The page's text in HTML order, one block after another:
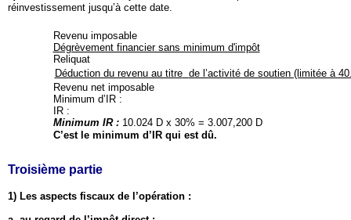
réinvestissement jusqu’à cette date.
Revenu imposable
Dégrèvement financier sans minimum d'impôt
Reliquat
Déduction du revenu au titre de l’activité de soutien (limitée à
Revenu net imposable
Minimum d’IR :
IR :
Minimum IR : 10.024 D x 30% = 3.007,200 D
C’est le minimum d’IR qui est dû.
Troisième partie
1) Les aspects fiscaux de l’opération :